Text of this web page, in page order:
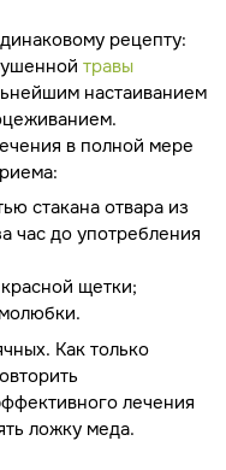
рецепту:
травы
настаиванием
в полной мере
стакана отвара из
час до употребления
щетки;
Как только
лечения
ложку меда.